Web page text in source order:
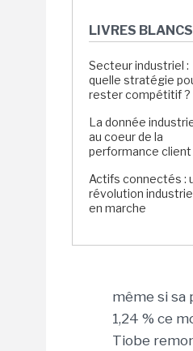
LIVRES BLANCS
Secteur industriel :
quelle stratégie
rester compétitif ?
La donnée
au coeur de la
performance client
Actifs connectés :
révolution
en marche
même si sa
1,24 % ce
Tiobe